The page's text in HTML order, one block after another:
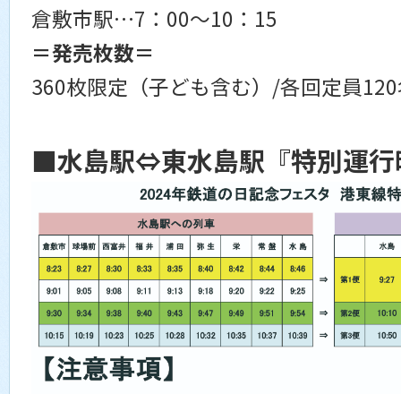
倉敷市駅…7：00～10：15
＝発売枚数＝
360枚限定（子ども含む）/各回定員
■水島駅⇔東水島駅『特別運行